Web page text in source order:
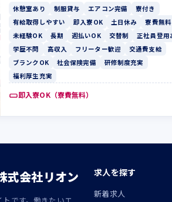
休憩室あり 制服貸与 エアコン完備
寮付き
有給取得しやすい
即入寮OK 土日休み
寮費無料
未経験OK
長期 週払いOK 交替制
正社員登用
学歴不問
高収入 フリーター歓迎
交通費支給
ブランクOK
社会保険完備
研修制度充実
福利厚生充実
即入寮OK（寮費無料）
式会社リオン 求人を探す
新着求人